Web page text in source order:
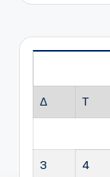
Δ Τ
3 4